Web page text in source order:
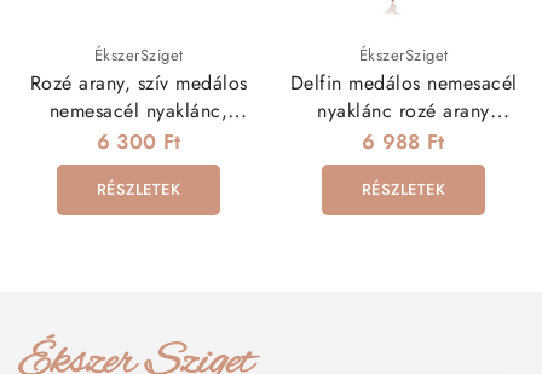
ÉkszerSziget
Rozé arany, szív medálos
nemesacél nyaklánc,
gyöngyházzal
6 300 Ft
RÉSZLETEK
ÉkszerSziget
Delfin medálos nemesacél
nyaklánc rozé arany
bevonattal
6 988 Ft
RÉSZLETEK